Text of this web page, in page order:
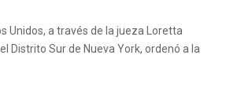
Unidos, a través de la jueza Loretta
Distrito Sur de Nueva York, ordenó a la